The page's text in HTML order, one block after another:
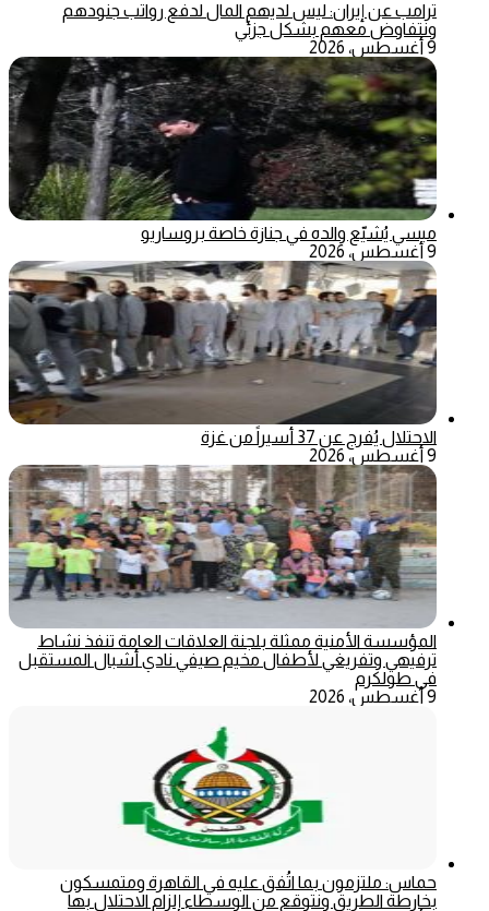
ترامب عن إيران: ليس لديهم المال لدفع رواتب جنودهم
ونتفاوض معهم بشكل جزئي
9 أغسطس، 2026
ميسي يُشيّع والده في جنازة خاصة بروساريو
9 أغسطس، 2026
الاحتلال يُفرج عن 37 أسيراً من غزة
9 أغسطس، 2026
المؤسسة الأمنية ممثلة بلجنة العلاقات العامة تنفذ نشاط
ترفيهي وتفريغي لأطفال مخيم صيفي نادي أشبال المستقبل
في طولكرم
9 أغسطس، 2026
حماس: ملتزمون بما اتُفق عليه في القاهرة ومتمسكون
بخارطة الطريق ونتوقع من الوسطاء إلزام الاحتلال بها